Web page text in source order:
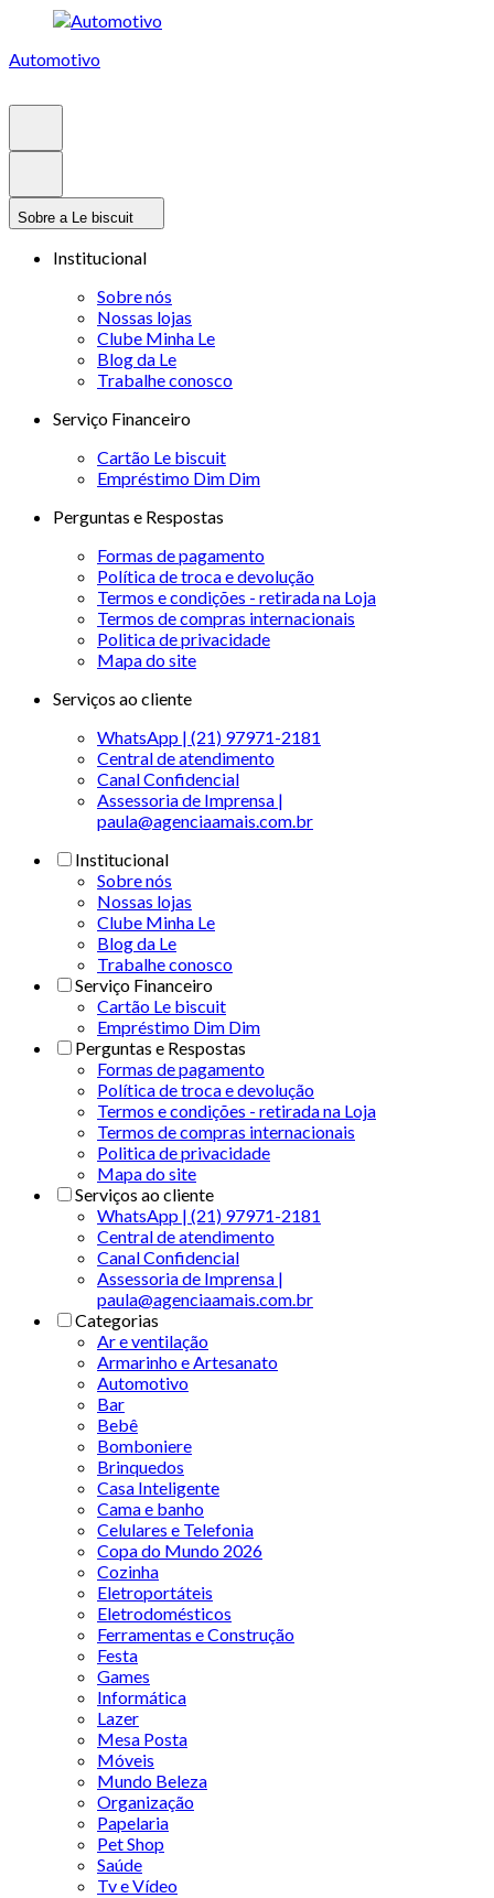
Automotivo
Sobre a Le biscuit
Institucional
Sobre nós
Nossas lojas
Clube Minha Le
Blog da Le
Trabalhe conosco
Serviço Financeiro
Cartão Le biscuit
Empréstimo Dim Dim
Perguntas e Respostas
Formas de pagamento
Política de troca e devolução
Termos e condições - retirada na Loja
Termos de compras internacionais
Politica de privacidade
Mapa do site
Serviços ao cliente
WhatsApp | (21) 97971-2181
Central de atendimento
Canal Confidencial
Assessoria de Imprensa |
paula@agenciaamais.com.br
Institucional
Sobre nós
Nossas lojas
Clube Minha Le
Blog da Le
Trabalhe conosco
Serviço Financeiro
Cartão Le biscuit
Empréstimo Dim Dim
Perguntas e Respostas
Formas de pagamento
Política de troca e devolução
Termos e condições - retirada na Loja
Termos de compras internacionais
Politica de privacidade
Mapa do site
Serviços ao cliente
WhatsApp | (21) 97971-2181
Central de atendimento
Canal Confidencial
Assessoria de Imprensa |
paula@agenciaamais.com.br
Categorias
Ar e ventilação
Armarinho e Artesanato
Automotivo
Bar
Bebê
Bomboniere
Brinquedos
Casa Inteligente
Cama e banho
Celulares e Telefonia
Copa do Mundo 2026
Cozinha
Eletroportáteis
Eletrodomésticos
Ferramentas e Construção
Festa
Games
Informática
Lazer
Mesa Posta
Móveis
Mundo Beleza
Organização
Papelaria
Pet Shop
Saúde
Tv e Vídeo